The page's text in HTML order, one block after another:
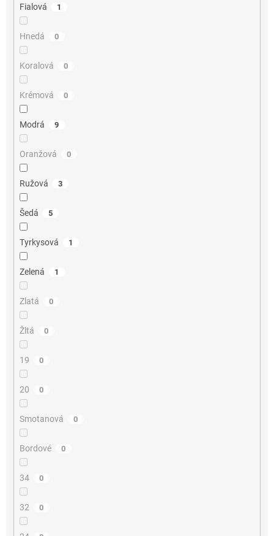
Fialová 1
Hnedá 0
Koralová 0
Krémová 0
Modrá 9
Oranžová 0
Ružová 3
Šedá 5
Tyrkysová 1
Zelená 1
Zlatá 0
Žltá 0
19 0
20 0
Smotanová 0
Bordové 0
34 0
32 0